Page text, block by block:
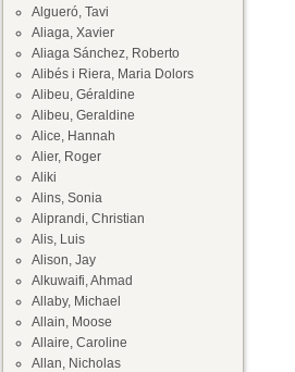
Algueró, Tavi
Aliaga, Xavier
Aliaga Sánchez, Roberto
Alibés i Riera, Maria Dolors
Alibeu, Géraldine
Alibeu, Geraldine
Alice, Hannah
Alier, Roger
Aliki
Alins, Sonia
Aliprandi, Christian
Alis, Luis
Alison, Jay
Alkuwaifi, Ahmad
Allaby, Michael
Allain, Moose
Allaire, Caroline
Allan, Nicholas